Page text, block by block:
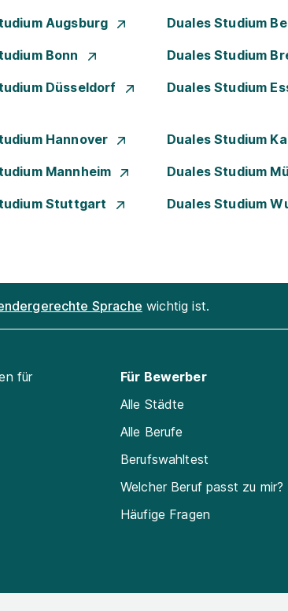
Augsburg Duales Studium
Bonn Duales Studium
Düsseldorf Duales Studium
Hannover Duales Studium
Mannheim Duales Studium
Stuttgart Duales Studium
Sprache wichtig ist.
für
Für Bewerber
Alle Städte
Alle Berufe
Berufswahltest
Welcher Beruf passt zu mir?
Häufige Fragen